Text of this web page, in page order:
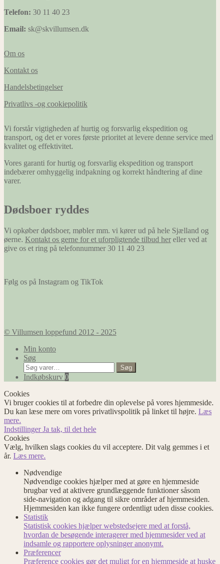
Telefon: 30 11 40 23
Email: sk@skvillumsen.dk
Om os
Kontakt os
Handelsbetingelser
Privatlivs -og cookiepolitik
Vi forstår vigtigheden af hurtig og forsvarlig ekspedition og
transport, og det er vores første prioritet at levere denne service med
kvalitet og effektivitet.
Vores garanti for hurtig og forsvarlig ekspedition og transport
indebærer omhyggelig indpakning og korrekt håndtering af dine
varer.
Dødsboer ryddes
Vi opkøber dødsboer, møbler mm. vi kører ud på hele Sjælland og
øerne. Kontakt os gerne for et uforpligtende tilbud her eller ved at
give os et ring på telefonnummer 30 11 40 23
Følg os på Instagram og TikTok
© Villumsen loppefund 2012 - 2025
Min konto
Søg
Søg
efter:
Søg
Indkøbskurv 0
Cookies
Vi bruger cookies til at forbedre din oplevelse på vores hjemmeside.
Du kan læse mere om vores privatlivspolitik på linket til højre. Læs
mere.
IndstillingerJa tak, til det hele
Cookies
Vælg, hvilken slags cookies du vil acceptere. Dit valg gemmes i et
år. Læs mere.
Nødvendige
Nødvendige cookies hjælper med at gøre en hjemmeside
brugbar ved at aktivere grundlæggende funktioner såsom
side-navigation og adgang til sikre områder af hjemmesiden.
Hjemmesiden kan ikke fungere ordentligt uden disse cookies.
Statistik
Statistisk cookies hjælper webstedsejere med at forstå,
hvordan de besøgende interagerer med hjemmesider ved at
indsamle og rapportere oplysninger anonymt.
Præferencer
Præference cookies gør det muligt for en hjemmeside at huske